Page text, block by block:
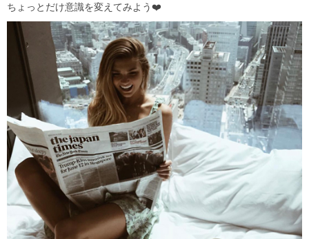
ちょっとだけ意識を変えてみよう❤️